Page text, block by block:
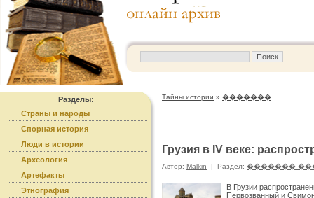
Разделы:
Страны и народы
Спорная история
Люди в истории
Археология
Артефакты
Этнография
Тайны истории » �������
Грузия в IV веке:
Автор: Malkin | Раздел: �������
В Грузии
Первозванный и